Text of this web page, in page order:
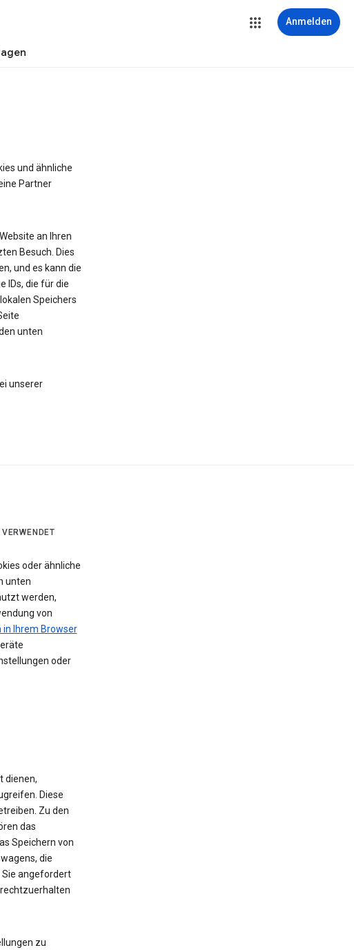
Anmelden
und ähnliche
Partner
an Ihren
Besuch. Dies
und es kann die
IDs, die für die
Speichers
unten
unserer
oder ähnliche
unten
werden,
von
in Ihrem Browser
oder
dienen,
Diese
Zu den
das
Speichern von
die
Sie angefordert
zu